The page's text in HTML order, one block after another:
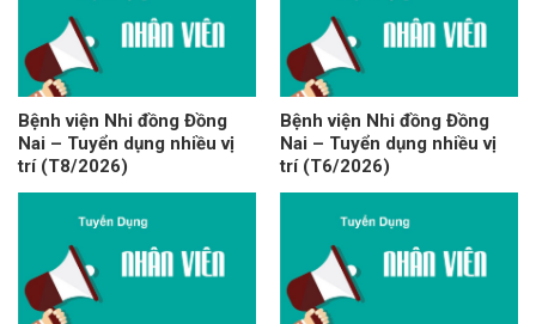
Bệnh viện Nhi đồng Đồng
Nai – Tuyển dụng nhiều vị
trí (T8/2026)
Bệnh viện Nhi đồng Đồng
Nai – Tuyển dụng nhiều vị
trí (T6/2026)